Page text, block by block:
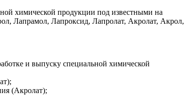
химической продукции под известными на
Лапрамол, Лапроксид, Лапролат, Акролат, Акрол,
и выпуску специальной химической
(Акролат);